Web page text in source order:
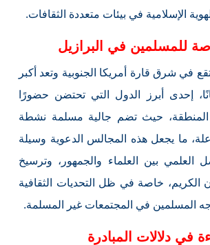
الإسلامية في بيئات متعددة الثقافات.
للمسلمين في البرازيل
في شرق قارة أمريكا الجنوبية وتعد أكبر
إحدى أبرز الدول التي تحتضن حضورًا
المنطقة، حيث تضم جالية مسلمة نشطة
ما يجعل هذه المجالس الدعوية وسيلة
العلمي بين العلماء والجمهور، وترسيخ
الكريم، خاصة في ظل التحديات الثقافية
المسلمين في المجتمعات غير المسلمة.
في دلالات المبادرة